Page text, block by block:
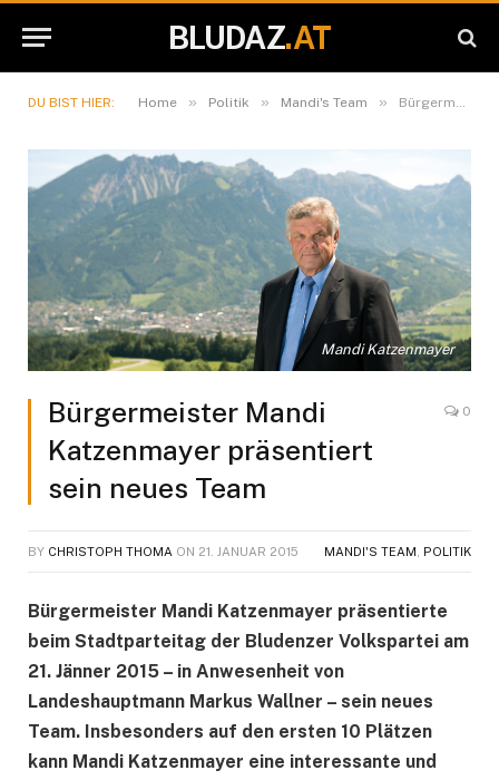
BLUDAZ.AT
DU BIST HIER: Home » Politik » Mandi's Team » Bürgermeister Mandi Katzenmayer präsentiert sein neues Team
Mandi Katzenmayer
Bürgermeister Mandi
Katzenmayer präsentiert
sein neues Team
0
BY CHRISTOPH THOMA ON 21. JANUAR 2015 MANDI'S TEAM POLITIK
Bürgermeister Mandi Katzenmayer präsentierte
beim Stadtparteitag der Bludenzer Volkspartei am
21. Jänner 2015 – in Anwesenheit von
Landeshauptmann Markus Wallner – sein neues
Team. Insbesonders auf den ersten 10 Plätzen
kann Mandi Katzenmayer eine interessante und